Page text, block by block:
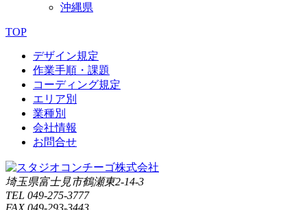
沖縄県
TOP
デザイン規定
作業手順・課題
コーディング規定
エリア別
業種別
会社情報
お問合せ
埼玉県富士見市鶴瀬東2-14-3
TEL 049-275-3777